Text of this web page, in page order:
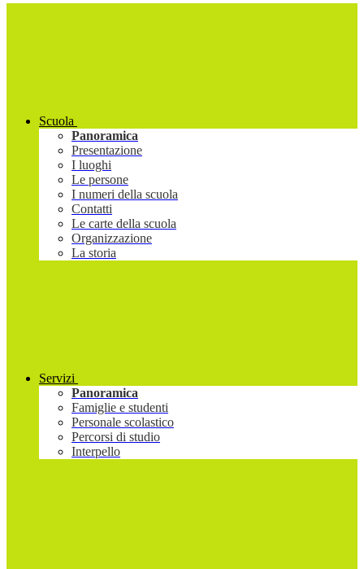
Scuola
Panoramica
Presentazione
I luoghi
Le persone
I numeri della scuola
Contatti
Le carte della scuola
Organizzazione
La storia
Servizi
Panoramica
Famiglie e studenti
Personale scolastico
Percorsi di studio
Interpello